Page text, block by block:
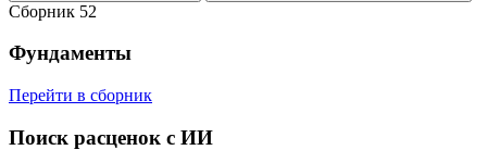
Сборник 52
Фундаменты
Перейти в сборник
Поиск расценок с ИИ